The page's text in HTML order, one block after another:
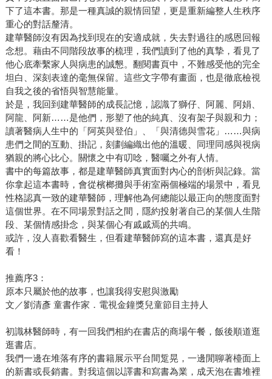
下了這本書。那是一種真誠的親情回望，更是重新編整人生秩序
重心的對話釐清。
建華醫師沒有因為找到現在的安適成就，失去對過往的感恩回報
念想。藉由不同階段故事的梳理，我們讀到了他的真摯，看見了
他心底牽繫家人與病患的誠懇。翻閱書頁中，不難感受他的完全
坦白、深刻表達的毫無保留。這些文字帶有畫面，也是徹底檢視
自我之後的省悟與智慧能量。
於是，我回到建華醫師的成長記憶，認識了獅仔、阿麗、阿娟、
阿龍、阿新……是他們，形塑了他的純真、沒有架子與親和力；
讀著醫病人生中的「阿英與登伯」、「與清德與雪花」……與病
患們之間的互動、掛記，刻劃編織出他的溫暖、同理同感與視病
猶親的將心比心。關懷之中有叨唸，醫囑之外有人情。
書中的每篇故事，都是建華醫師真實面對內心的剖析與記錄。當
你拿起這本書時，會從檳榔攤與手術室兩個極端的場景中，看見
性格認真一致的建華醫師，理解他為何總能以最正向的態度面對
這個世界。在不同場景對話之間，隱約投射著自己的某個人生階
段、某個情感掛念，與某個心有戚戚焉的共鳴。
或許，沒人喜歡看醫生，但看建華醫師寫的這本書，還真是好
看！
推薦序3：
原本只屬於他的故事，也讓我得安慰與激勵
文／劉清彥 童書作家．電視金鐘獎兒童節目主持人
初識林醫師時，有一回我們相約在書店的商場午餐，飯後順道逛
逛書店。
我們一邊在堆落有序的書籍展示平台間踅晃，一邊閒聊著檯面上
的新書或長銷書。對我這個以譯書和寫書為業，成天泡在書堆裡